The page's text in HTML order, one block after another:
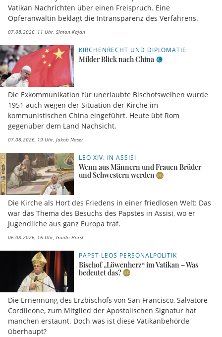
Vatikan Nachrichten über einen Freispruch. Eine
Opferanwältin beklagt die Intransparenz des Verfahrens.
07.08.2026, 11 Uhr Simon Kajan
KIRCHENRECHT UND DIPLOMATIE
Milder Blick nach China
Die Exkommunikation für unerlaubte Bischofsweihen wurde
1951 auch wegen der Situation der Kirche im
kommunistischen China eingeführt. Heute übt Rom
gegenüber dem Land Nachsicht.
07.08.2026, 19 Uhr Jakob Naser
LEO XIV. IN ASSISI
Wenn aus Männern und Frauen Brüder
und Schwestern werden
Die Kirche als Hort des Friedens in einer friedlosen Welt: Das
war das Thema des Besuchs des Papstes in Assisi, wo er
Jugendliche aus ganz Europa traf.
06.08.2026, 16 Uhr Guido Horst
PAPST LEOS PERSONALPOLITIK
Bischof „Löwenherz“ im Vatikan – Was
bedeutet das?
Die Ernennung des Erzbischofs von San Francisco, Salvatore
Cordileone, zum Mitglied der Apostolischen Signatur hat
manchen erstaunt. Doch was ist diese Vatikanbehörde
überhaupt?